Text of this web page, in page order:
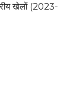
खेलों (2023-